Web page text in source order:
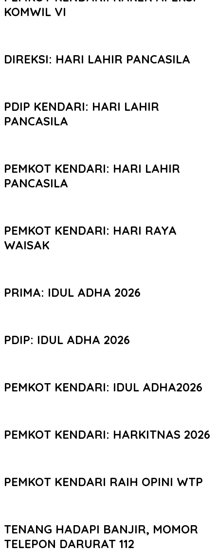
KOMWIL VI
DIREKSI: HARI LAHIR PANCASILA
PDIP KENDARI: HARI LAHIR
PANCASILA
PEMKOT KENDARI: HARI LAHIR
PANCASILA
PEMKOT KENDARI: HARI RAYA
WAISAK
PRIMA: IDUL ADHA 2026
PDIP: IDUL ADHA 2026
PEMKOT KENDARI: IDUL ADHA2026
PEMKOT KENDARI: HARKITNAS 2026
PEMKOT KENDARI RAIH OPINI WTP
TENANG HADAPI BANJIR, MOMOR
TELEPON DARURAT 112